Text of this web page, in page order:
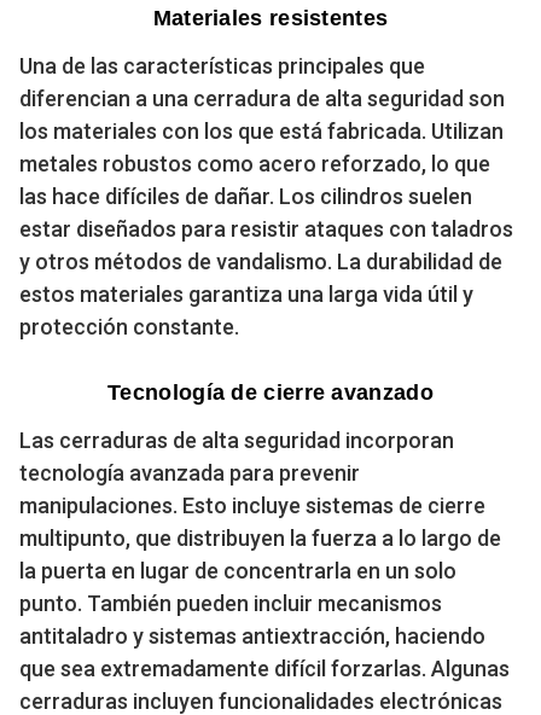
Materiales resistentes
Una de las características principales que
diferencian a una cerradura de alta seguridad son
los materiales con los que está fabricada. Utilizan
metales robustos como acero reforzado, lo que
las hace difíciles de dañar. Los cilindros suelen
estar diseñados para resistir ataques con taladros
y otros métodos de vandalismo. La durabilidad de
estos materiales garantiza una larga vida útil y
protección constante.
Tecnología de cierre avanzado
Las cerraduras de alta seguridad incorporan
tecnología avanzada para prevenir
manipulaciones. Esto incluye sistemas de cierre
multipunto, que distribuyen la fuerza a lo largo de
la puerta en lugar de concentrarla en un solo
punto. También pueden incluir mecanismos
antitaladro y sistemas antiextracción, haciendo
que sea extremadamente difícil forzarlas. Algunas
cerraduras incluyen funcionalidades electrónicas